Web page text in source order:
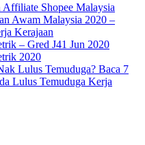
Affiliate Shopee Malaysia
Awam Malaysia 2020 –
Kerajaan
– Gred J41 Jun 2020
2020
Lulus Temuduga? Baca 7
Lulus Temuduga Kerja